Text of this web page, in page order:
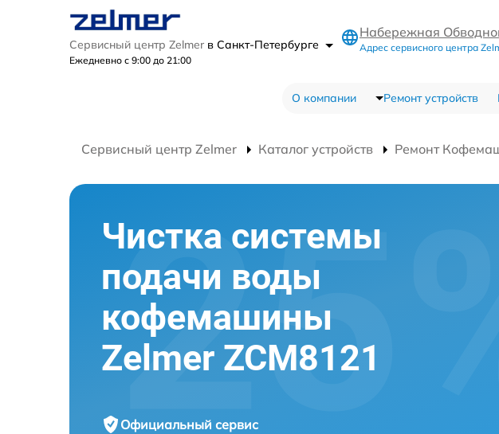
Сервисный центр Zelmer в Санкт-Петербурге
Ежедневно с 9:00 до 21:00
Набережная
Адрес сервисного центра
О компании Ремонт устройств
Сервисный центр Zelmer Каталог устройств Ремонт
Чистка системы
подачи воды
кофемашины
Zelmer ZCM8121
Официальный сервис